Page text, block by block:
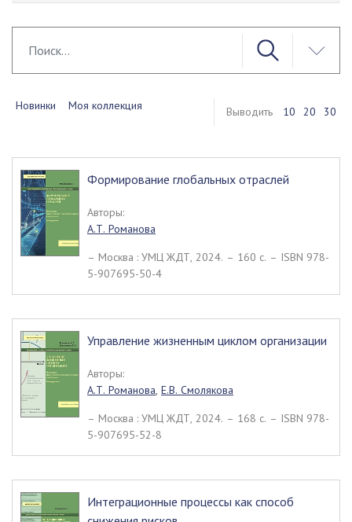
Новинки Моя коллекция Выводить 10 20 30
Формирование глобальных отраслей
Авторы:
А.Т. Романова
– Москва : УМЦ ЖДТ, 2024. – 160 c. – ISBN 978-
5-907695-50-4
Управление жизненным циклом организации
Авторы:
А.Т. Романова, Е.В. Смолякова
– Москва : УМЦ ЖДТ, 2024. – 168 c. – ISBN 978-
5-907695-52-8
Интеграционные процессы как способ